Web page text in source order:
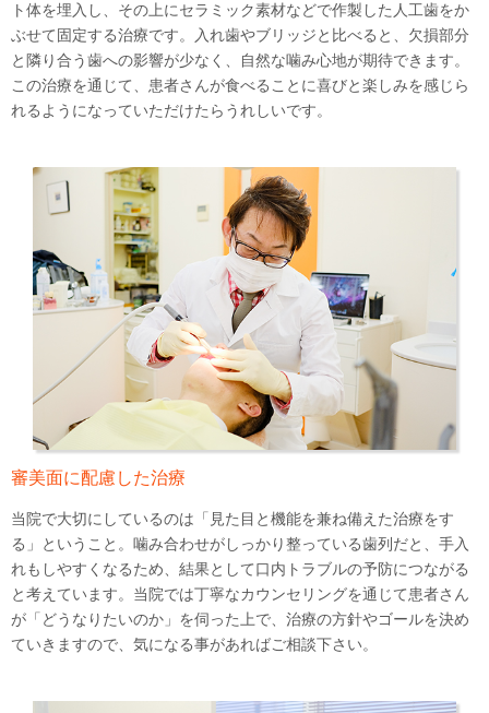
ト体を埋入し、その上にセラミック素材などで作製した人工歯をか
ぶせて固定する治療です。入れ歯やブリッジと比べると、欠損部分
と隣り合う歯への影響が少なく、自然な噛み心地が期待できます。
この治療を通じて、患者さんが食べることに喜びと楽しみを感じら
れるようになっていただけたらうれしいです。
審美面に配慮した治療
当院で大切にしているのは「見た目と機能を兼ね備えた治療をす
る」ということ。噛み合わせがしっかり整っている歯列だと、手入
れもしやすくなるため、結果として口内トラブルの予防につながる
と考えています。当院では丁寧なカウンセリングを通じて患者さん
が「どうなりたいのか」を伺った上で、治療の方針やゴールを決め
ていきますので、気になる事があればご相談下さい。